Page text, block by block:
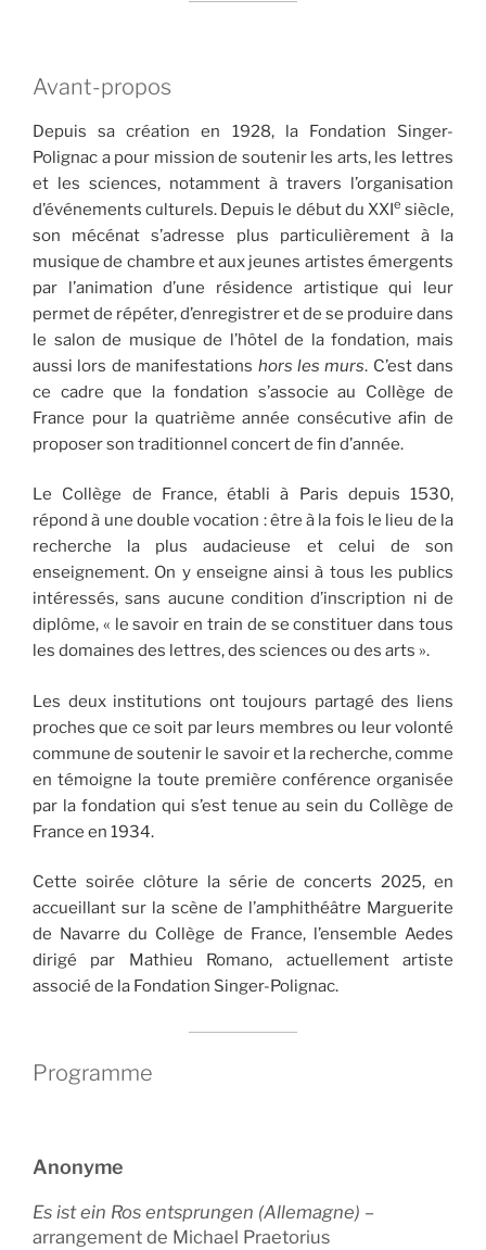
Avant-propos
Depuis sa création en 1928, la Fondation Singer-
Polignac a pour mission de soutenir les arts, les lettres
et les sciences, notamment à travers l’organisation
d’événements culturels. Depuis le début du XXIe siècle,
son mécénat s’adresse plus particulièrement à la
musique de chambre et aux jeunes artistes émergents
par l’animation d’une résidence artistique qui leur
permet de répéter, d’enregistrer et de se produire dans
le salon de musique de l’hôtel de la fondation, mais
aussi lors de manifestations hors les murs. C’est dans
ce cadre que la fondation s’associe au Collège de
France pour la quatrième année consécutive afin de
proposer son traditionnel concert de fin d’année.
Le Collège de France, établi à Paris depuis 1530,
répond à une double vocation : être à la fois le lieu de la
recherche la plus audacieuse et celui de son
enseignement. On y enseigne ainsi à tous les publics
intéressés, sans aucune condition d’inscription ni de
diplôme, « le savoir en train de se constituer dans tous
les domaines des lettres, des sciences ou des arts ».
Les deux institutions ont toujours partagé des liens
proches que ce soit par leurs membres ou leur volonté
commune de soutenir le savoir et la recherche, comme
en témoigne la toute première conférence organisée
par la fondation qui s’est tenue au sein du Collège de
France en 1934.
Cette soirée clôture la série de concerts 2025, en
accueillant sur la scène de l’amphithéâtre Marguerite
de Navarre du Collège de France, l’ensemble Aedes
dirigé par Mathieu Romano, actuellement artiste
associé de la Fondation Singer-Polignac.
Programme
Anonyme
Es ist ein Ros entsprungen (Allemagne) –
arrangement de Michael Praetorius